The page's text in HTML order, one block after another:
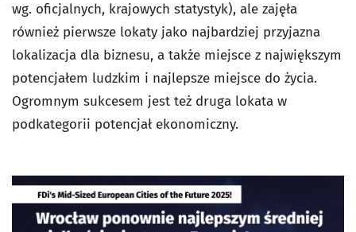
wg. oficjalnych, krajowych statystyk), ale zajęła
również pierwsze lokaty jako najbardziej przyjazna
lokalizacja dla biznesu, a także miejsce z największym
potencjałem ludzkim i najlepsze miejsce do życia.
Ogromnym sukcesem jest też druga lokata w
podkategorii potencjał ekonomiczny.